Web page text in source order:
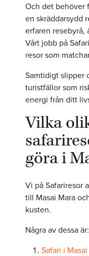
Och det behöver
en skräddarsydd
erfaren resebyrå,
Vårt jobb på
resor som
Samtidigt slipper
turistfällor som
energi från ditt
Vilka
göra i
Vi på Safariresor
till Masai Mara
kusten.
Några av dessa är:
Safari i